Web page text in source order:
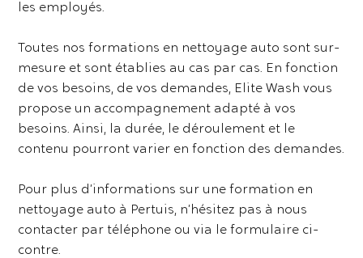
les employés.
Toutes nos formations en nettoyage auto sont sur-
mesure et sont établies au cas par cas. En fonction
de vos besoins, de vos demandes, Elite Wash vous
propose un accompagnement adapté à vos
besoins. Ainsi, la durée, le déroulement et le
contenu pourront varier en fonction des demandes.
Pour plus d’informations sur une formation en
nettoyage auto à Pertuis, n’hésitez pas à nous
contacter par téléphone ou via le formulaire ci-
contre.